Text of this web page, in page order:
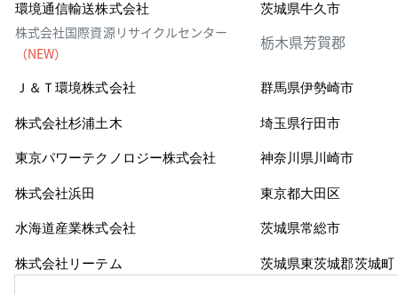
環境通信輸送株式会社
茨城県牛久市
株式会社国際資源リサイクルセンター
（NEW）
栃木県芳賀郡
Ｊ＆Ｔ環境株式会社 群馬県伊勢崎市
株式会社杉浦土木 埼玉県行田市
東京パワーテクノロジー株式会社 神奈川県川崎市
株式会社浜田 東京都大田区
水海道産業株式会社 茨城県常総市
株式会社リーテム 茨城県東茨城郡茨城町